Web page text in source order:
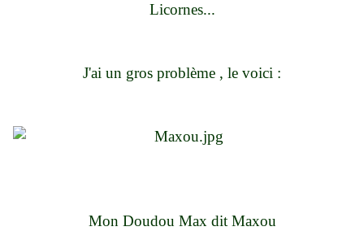
Licornes...
J'ai un gros problème , le voici :
Mon Doudou Max dit Maxou